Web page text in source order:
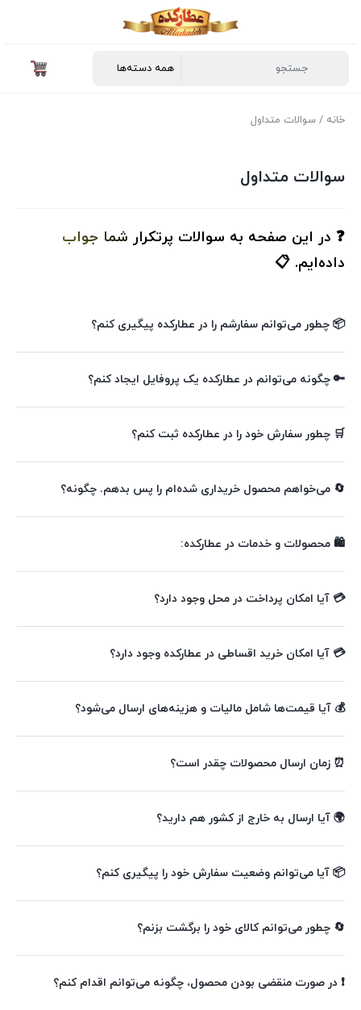
خانه / سوالات متداول
سوالات متداول
❓ در این صفحه به سوالات پرتکرار شما جواب
داده‌ایم. 📋
📦 چطور می‌توانم سفارشم را در عطارکده پیگیری کنم؟
🔑 چگونه می‌توانم در عطارکده یک پروفایل ایجاد کنم؟
🛒 چطور سفارش خود را در عطارکده ثبت کنم؟
🔄 می‌خواهم محصول خریداری شده‌ام را پس بدهم. چگونه؟
🛍️ محصولات و خدمات در عطارکده:
💳 آیا امکان پرداخت در محل وجود دارد؟
💳 آیا امکان خرید اقساطی در عطارکده وجود دارد؟
💰 آیا قیمت‌ها شامل مالیات و هزینه‌های ارسال می‌شود؟
⏰ زمان ارسال محصولات چقدر است؟
🌍 آیا ارسال به خارج از کشور هم دارید؟
📦 آیا می‌توانم وضعیت سفارش خود را پیگیری کنم؟
🔄 چطور می‌توانم کالای خود را برگشت بزنم؟
❗ در صورت منقضی بودن محصول، چگونه می‌توانم اقدام کنم؟